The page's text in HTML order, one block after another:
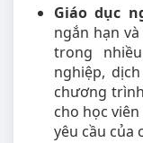
Giáo dục
ngắn hạn
trong
nghiệp,
chương
cho học
yêu cầu của